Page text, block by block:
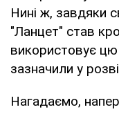
Нині ж, завдяки
"Ланцет" став
використовує цю
зазначили у
Нагадаємо,